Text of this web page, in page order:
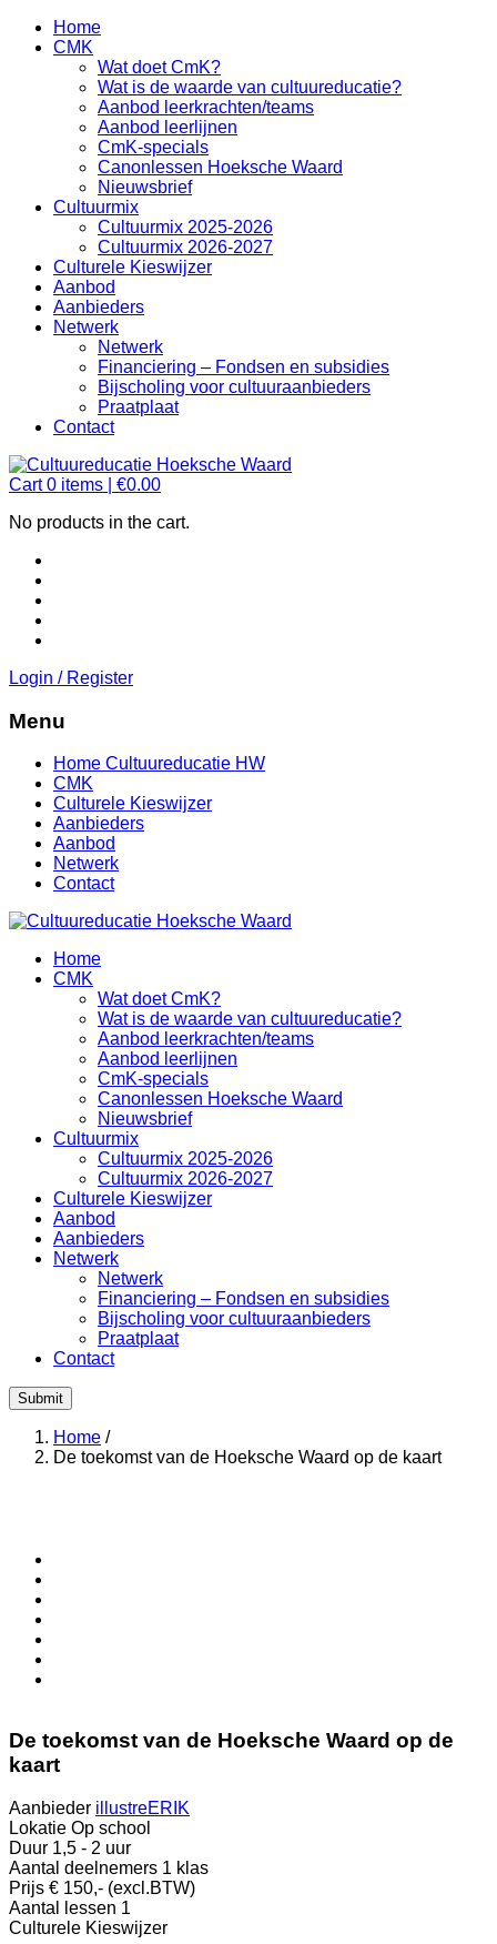
Home
CMK
Wat doet CmK?
Wat is de waarde van cultuureducatie?
Aanbod leerkrachten/teams
Aanbod leerlijnen
CmK-specials
Canonlessen Hoeksche Waard
Nieuwsbrief
Cultuurmix
Cultuurmix 2025-2026
Cultuurmix 2026-2027
Culturele Kieswijzer
Aanbod
Aanbieders
Netwerk
Netwerk
Financiering – Fondsen en subsidies
Bijscholing voor cultuuraanbieders
Praatplaat
Contact
Cart0 items | €0.00
No products in the cart.
Login / Register
Menu
Home Cultuureducatie HW
CMK
Culturele Kieswijzer
Aanbieders
Aanbod
Netwerk
Contact
Home
CMK
Wat doet CmK?
Wat is de waarde van cultuureducatie?
Aanbod leerkrachten/teams
Aanbod leerlijnen
CmK-specials
Canonlessen Hoeksche Waard
Nieuwsbrief
Cultuurmix
Cultuurmix 2025-2026
Cultuurmix 2026-2027
Culturele Kieswijzer
Aanbod
Aanbieders
Netwerk
Netwerk
Financiering – Fondsen en subsidies
Bijscholing voor cultuuraanbieders
Praatplaat
Contact
Submit
Home /
De toekomst van de Hoeksche Waard op de kaart
De toekomst van de Hoeksche Waard op de
kaart
Aanbieder illustreERIK
Lokatie Op school
Duur 1,5 - 2 uur
Aantal deelnemers 1 klas
Prijs € 150,- (excl.BTW)
Aantal lessen 1
Culturele Kieswijzer